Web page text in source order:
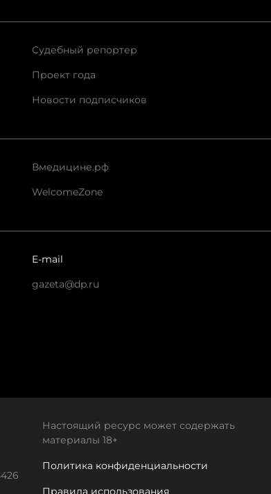
Судебный репортер
Проект года
Новости подписчиков
Вмедицине.рф
WelcomeZone
E-mail
gazeta@dp.ru
Настоящий ресурс может содержать
материалы 18+
Политика конфиденциальности
Правила использования